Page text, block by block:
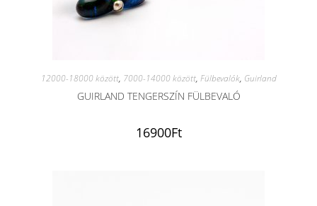
12000-18000 között, 7000-14000 között, Fülbevalók, Guirland
GUIRLAND TENGERSZÍN FÜLBEVALÓ
16900Ft